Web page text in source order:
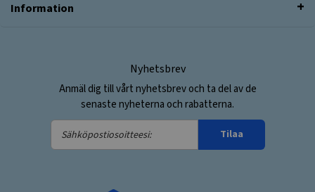
Information
Nyhetsbrev
Anmäl dig till vårt nyhetsbrev och ta del av de
senaste nyheterna och rabatterna.
Sähköpostiosoitteesi:
Tilaa